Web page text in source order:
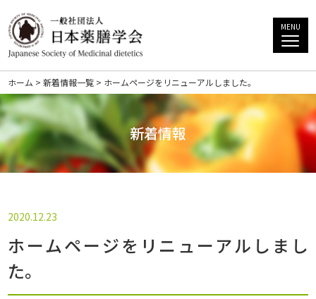
ホーム 新着情報一覧 ホームページをリニューアルしました。
新着情報
2020.12.23
ホームページをリニューアルしまし
た。